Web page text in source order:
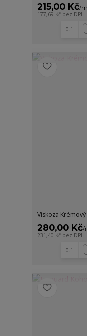
215,00 Kč/m
177,69 Kč bez DPH
Viskoza
280,00 Kč/
231,40 Kč bez DPH